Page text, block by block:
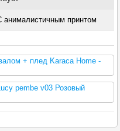
анималистичным принтом
+ плед Karaca Home -
pembe v03 Розовый